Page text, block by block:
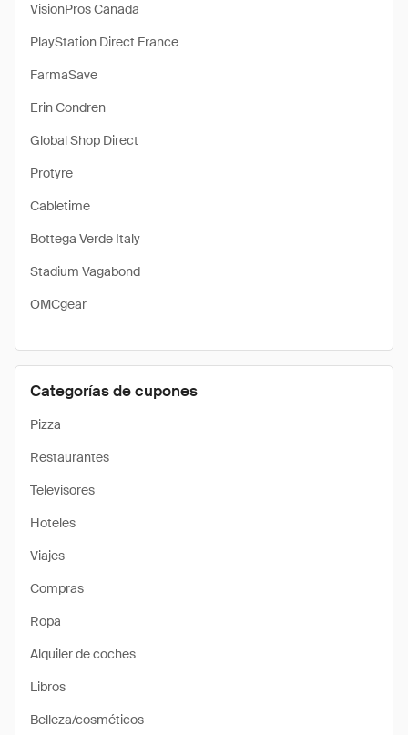
VisionPros Canada
PlayStation Direct France
FarmaSave
Erin Condren
Global Shop Direct
Protyre
Cabletime
Bottega Verde Italy
Stadium Vagabond
OMCgear
Categorías de cupones
Pizza
Restaurantes
Televisores
Hoteles
Viajes
Compras
Ropa
Alquiler de coches
Libros
Belleza/cosméticos